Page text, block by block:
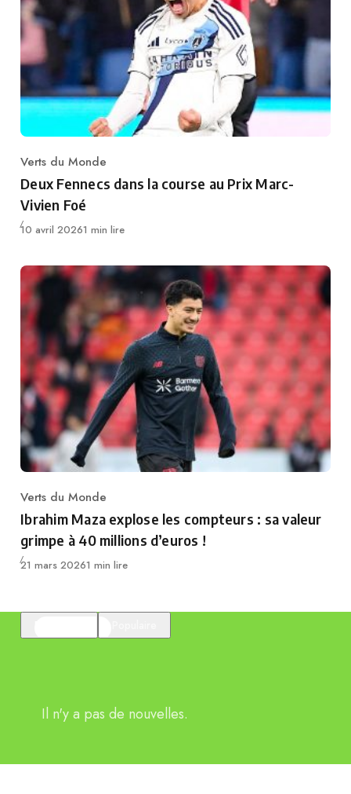
Category
Verts du Monde
Deux Fennecs dans la course au Prix Marc-
Vivien Foé
Publié
10 avril 20261 min lire
Category
Verts du Monde
Ibrahim Maza explose les compteurs : sa valeur
grimpe à 40 millions d’euros !
Publié
21 mars 20261 min lire
Il n'y a pas de nouvelles.